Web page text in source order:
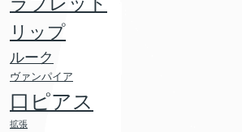
リップ
ルーク
ヴァンパイア
口ピアス
拡張